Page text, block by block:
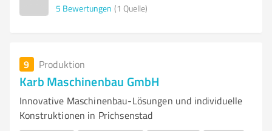
5 Bewertungen (1 Quelle)
9 Produktion
Karb Maschinenbau GmbH
Innovative Maschinenbau-Lösungen und individuelle
Konstruktionen in Prichsenstad